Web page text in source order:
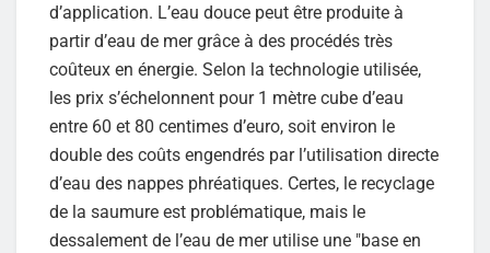
d’application. L’eau douce peut être produite à
partir d’eau de mer grâce à des procédés très
coûteux en énergie. Selon la technologie utilisée,
les prix s’échelonnent pour 1 mètre cube d’eau
entre 60 et 80 centimes d’euro, soit environ le
double des coûts engendrés par l’utilisation directe
d’eau des nappes phréatiques. Certes, le recyclage
de la saumure est problématique, mais le
dessalement de l’eau de mer utilise une "base en